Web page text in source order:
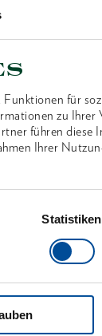
für
zu Ihrer
führen
Ihrer
Statistiken